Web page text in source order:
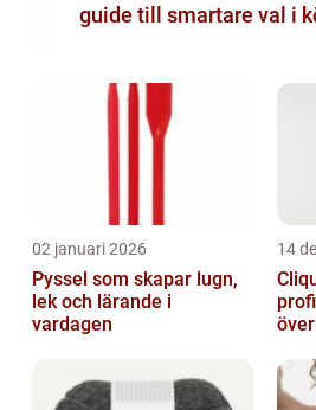
guide till smartare val i
02 januari 2026
Pyssel som skapar lugn,
lek och lärande i
vardagen
14